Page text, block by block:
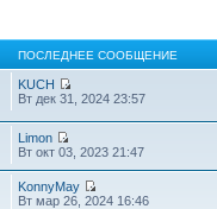
ПОСЛЕДНЕЕ СООБЩЕНИЕ
KUCH
Вт дек 31, 2024 23:57
Limon
Вт окт 03, 2023 21:47
KonnyMay
Вт мар 26, 2024 16:46